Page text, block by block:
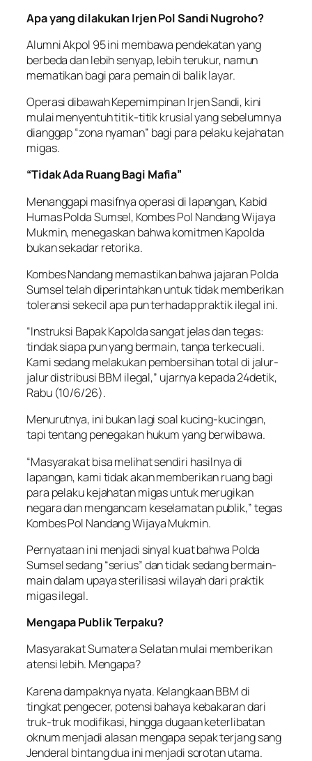
Apa yang dilakukan Irjen Pol Sandi Nugroho?
Alumni Akpol 95 ini membawa pendekatan yang
berbeda dan lebih senyap, lebih terukur, namun
mematikan bagi para pemain di balik layar.
Operasi dibawah Kepemimpinan Irjen Sandi, kini
mulai menyentuh titik-titik krusial yang sebelumnya
dianggap “zona nyaman” bagi para pelaku kejahatan
migas.
“Tidak Ada Ruang Bagi Mafia”
Menanggapi masifnya operasi di lapangan, Kabid
Humas Polda Sumsel, Kombes Pol Nandang Wijaya
Mukmin, menegaskan bahwa komitmen Kapolda
bukan sekadar retorika.
Kombes Nandang memastikan bahwa jajaran Polda
Sumsel telah diperintahkan untuk tidak memberikan
toleransi sekecil apa pun terhadap praktik ilegal ini.
“Instruksi Bapak Kapolda sangat jelas dan tegas:
tindak siapa pun yang bermain, tanpa terkecuali.
Kami sedang melakukan pembersihan total di jalur-
jalur distribusi BBM ilegal,” ujarnya kepada 24detik,
Rabu (10/6/26).
Menurutnya, ini bukan lagi soal kucing-kucingan,
tapi tentang penegakan hukum yang berwibawa.
“Masyarakat bisa melihat sendiri hasilnya di
lapangan, kami tidak akan memberikan ruang bagi
para pelaku kejahatan migas untuk merugikan
negara dan mengancam keselamatan publik,” tegas
Kombes Pol Nandang Wijaya Mukmin.
Pernyataan ini menjadi sinyal kuat bahwa Polda
Sumsel sedang “serius” dan tidak sedang bermain-
main dalam upaya sterilisasi wilayah dari praktik
migas ilegal.
Mengapa Publik Terpaku?
Masyarakat Sumatera Selatan mulai memberikan
atensi lebih. Mengapa?
Karena dampaknya nyata. Kelangkaan BBM di
tingkat pengecer, potensi bahaya kebakaran dari
truk-truk modifikasi, hingga dugaan keterlibatan
oknum menjadi alasan mengapa sepak terjang sang
Jenderal bintang dua ini menjadi sorotan utama.